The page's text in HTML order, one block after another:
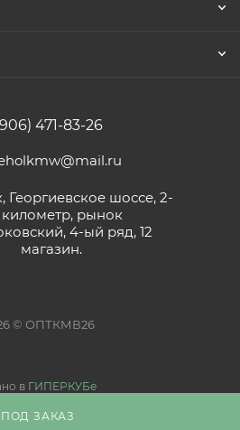
ПОД ЗАКАЗ
471-83-26
Георгиевское шоссе, 2-
рынок
4-ый ряд, 12
магазин.
© ОПТКМВ26
в ГИПЕРКУБе